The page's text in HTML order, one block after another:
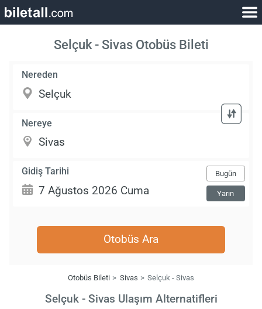
Selçuk - Sivas Otobüs Bileti
Nereden
Nereye
Gidiş Tarihi Bugün
Yarın
Otobüs Ara
Otobüs Bileti Sivas Selçuk - Sivas
Selçuk - Sivas Ulaşım Alternatifleri